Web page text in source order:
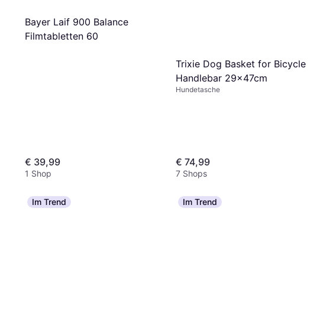
Bayer Laif 900 Balance
Filmtabletten 60
€ 39,99
1 Shop
Trixie Dog Basket for Bicycle
Handlebar 29x47cm
Hundetasche
€ 74,99
7 Shops
Im Trend Im Trend